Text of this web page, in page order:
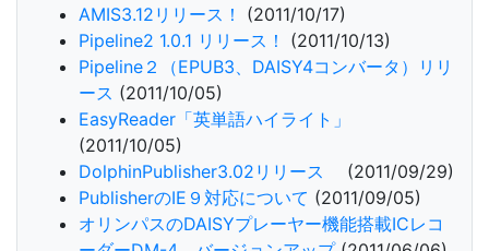
AMIS3.12リリース！
(2011/10/17)
Pipeline2 1.0.1 リリース！
(2011/10/13)
Pipeline２（EPUB3、DAISY4コンバータ）リリ
ース (2011/10/05)
EasyReader「英単語ハイライト」
(2011/10/05)
DolphinPublisher3.02リリース
(2011/09/29)
PublisherのIE９対応について (2011/09/05)
オリンパスのDAISYプレーヤー機能搭載ICレコ